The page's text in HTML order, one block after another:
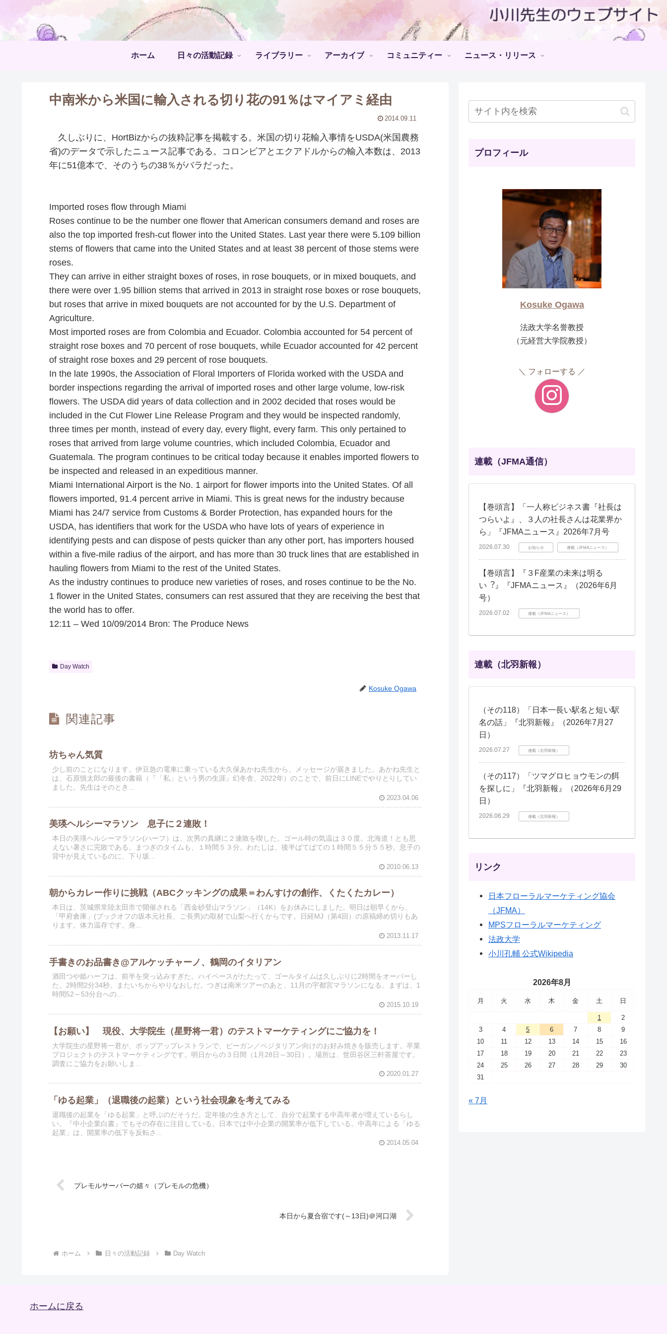
ホーム 日々の活動記録 ライブラリー アーカイブ コミュニティー ニュース・リリース
中南米から米国に輸入される切り花の91％はマイアミ経由
2014.09.11
久しぶりに、HortBizからの抜粋記事を掲載する。米国の切り花輸入事情をUSDA(米国農務
省)のデータで示したニュース記事である。コロンビアとエクアドルからの輸入本数は、2013
年に51億本で、そのうちの38％がバラだった。
Imported roses flow through Miami
Roses continue to be the number one flower that American consumers demand and roses are
also the top imported fresh-cut flower into the United States. Last year there were 5.109 billion
stems of flowers that came into the United States and at least 38 percent of those stems were
roses.
They can arrive in either straight boxes of roses, in rose bouquets, or in mixed bouquets, and
there were over 1.95 billion stems that arrived in 2013 in straight rose boxes or rose bouquets,
but roses that arrive in mixed bouquets are not accounted for by the U.S. Department of
Agriculture.
Most imported roses are from Colombia and Ecuador. Colombia accounted for 54 percent of
straight rose boxes and 70 percent of rose bouquets, while Ecuador accounted for 42 percent
of straight rose boxes and 29 percent of rose bouquets.
In the late 1990s, the Association of Floral Importers of Florida worked with the USDA and
border inspections regarding the arrival of imported roses and other large volume, low-risk
flowers. The USDA did years of data collection and in 2002 decided that roses would be
included in the Cut Flower Line Release Program and they would be inspected randomly,
three times per month, instead of every day, every flight, every farm. This only pertained to
roses that arrived from large volume countries, which included Colombia, Ecuador and
Guatemala. The program continues to be critical today because it enables imported flowers to
be inspected and released in an expeditious manner.
Miami International Airport is the No. 1 airport for flower imports into the United States. Of all
flowers imported, 91.4 percent arrive in Miami. This is great news for the industry because
Miami has 24/7 service from Customs & Border Protection, has expanded hours for the
USDA, has identifiers that work for the USDA who have lots of years of experience in
identifying pests and can dispose of pests quicker than any other port, has importers housed
within a five-mile radius of the airport, and has more than 30 truck lines that are established in
hauling flowers from Miami to the rest of the United States.
As the industry continues to produce new varieties of roses, and roses continue to be the No.
1 flower in the United States, consumers can rest assured that they are receiving the best that
the world has to offer.
12:11 – Wed 10/09/2014 Bron: The Produce News
Day Watch
Kosuke Ogawa
関連記事
坊ちゃん気質
少し前のことになります。伊豆急の電車に乗っている大久保あかね先生から、メッセージが届きました。あかね先生と
は、石原慎太郎の最後の書籍（『「私」という男の生涯』幻冬舎、2022年）のことで、前日にLINEでやりとりしてい
ました。先生はそのとき...
2023.04.06
美瑛ヘルシーマラソン 息子に２連敗！
本日の美瑛ヘルシーマラソン(ハーフ）は、次男の真継に２連敗を喫した。ゴール時の気温は３０度。北海道！とも思
えない暑さに完敗である。まつぎのタイムも、１時間５３分。わたしは、後半ばてばての１時間５５分５５秒。息子の
背中が見えているのに、下り坂...
2010.06.13
朝からカレー作りに挑戦（ABCクッキングの成果＝わんすけの創作、くたくたカレー）
本日は、茨城県常陸太田市で開催される「西金砂登山マラソン」（14K）をお休みにしました。明日は朝早くから、
「甲府倉庫」(ブックオフの坂本元社長、ご長男)の取材で山梨へ行くからです。日経MJ（第4回）の原稿締め切りもあ
ります。体力温存です。身...
2013.11.17
手書きのお品書き@アルケッチャーノ、鶴岡のイタリアン
酒田つや姫ハーフは、前半を突っ込みすぎた。ハイペースがたたって、ゴールタイムは久しぶりに2時間をオーバーし
た。2時間2分34秒。またいちからやりなおしだ。つぎは南米ツアーのあと、11月の宇都宮マラソンになる。まずは、1
時間52～53分台への...
2015.10.19
【お願い】 現役、大学院生（星野将一君）のテストマーケティングにご協力を！
大学院生の星野将一君が、ポップアップレストランで、ビーガン／ベジタリアン向けのお好み焼きを販売します。卒業
プロジェクトのテストマーケティングです。明日からの３日間（1月28日～30日）。場所は、世田谷区三軒茶屋です。
調査にご協力をお願いしま...
2020.01.27
「ゆる起業」（退職後の起業）という社会現象を考えてみる
退職後の起業を「ゆる起業」と呼ぶのだそうだ。定年後の生き方として、自分で起業する中高年者が増えているらし
い。『中小企業白書』でもその存在に注目している。日本では中小企業の開業率が低下している。中高年による「ゆる
起業」は、開業率の低下を反転さ...
2014.05.04
プレモルサーバーの嬉々（プレモルの危機）
本日から夏合宿です(～13日)＠河口湖
ホーム 日々の活動記録 Day Watch
プロフィール
Kosuke Ogawa
法政大学名誉教授
（元経営大学院教授）
フォローする
連載（JFMA通信）
【巻頭言】「一人称ビジネス書『社長は
つらいよ』、３人の社長さんは花業界か
ら」『JFMAニュース』2026年7月号
2026.07.30 お知らせ 連載（JFMAニュース）
【巻頭言】『３F産業の未来は明る
い︖』『JFMAニュース』（2026年6月
号）
2026.07.02 連載（JFMAニュース）
連載（北羽新報）
（その118）「日本一長い駅名と短い駅
名の話」『北羽新報』（2026年7月27
日）
2026.07.27 連載（北羽新報）
（その117）「ツマグロヒョウモンの餌
を探しに」『北羽新報』（2026年6月29
日）
2026.06.29 連載（北羽新報）
リンク
日本フローラルマーケティング協会
（JFMA）
MPSフローラルマーケティング
法政大学
小川孔輔 公式Wikipedia
2026年8月
月 火 水 木 金 土 日
1
2
3
4 5 6 7 8
9
10
11 12 13 14 15
16
17
18 19 20 21 22
23
24
25 26 27 28 29
30
31
« 7月
ホームに戻る